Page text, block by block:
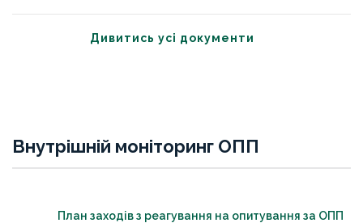
Дивитись усі документи
Внутрішній моніторинг ОПП
План заходів з реагування на опитування за ОПП